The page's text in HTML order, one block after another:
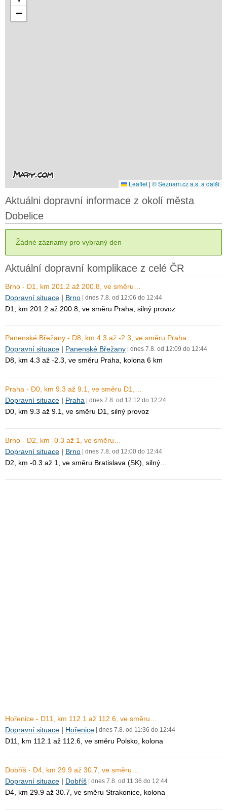
−
Leaflet | © Seznam.cz a.s. a další
Aktuálni dopravní informace z okolí města
Dobelice
Žádné záznamy pro vybraný den
Aktuální dopravní komplikace z celé ČR
Brno - D1, km 201.2 až 200.8, ve směru…
Dopravní situace | Brno | dnes 7.8. od 12:06 do 12:44
D1, km 201.2 až 200.8, ve směru Praha, silný provoz
Panenské Břežany - D8, km 4.3 až -2.3, ve směru Praha…
Dopravní situace | Panenské Břežany | dnes 7.8. od 12:09 do 12:44
D8, km 4.3 až -2.3, ve směru Praha, kolona 6 km
Praha - D0, km 9.3 až 9.1, ve směru D1,…
Dopravní situace | Praha | dnes 7.8. od 12:12 do 12:24
D0, km 9.3 až 9.1, ve směru D1, silný provoz
Brno - D2, km -0.3 až 1, ve směru…
Dopravní situace | Brno | dnes 7.8. od 12:00 do 12:44
D2, km -0.3 až 1, ve směru Bratislava (SK), silný…
Hořenice - D11, km 112.1 až 112.6, ve směru…
Dopravní situace | Hořenice | dnes 7.8. od 11:36 do 12:44
D11, km 112.1 až 112.6, ve směru Polsko, kolona
Dobříš - D4, km 29.9 až 30.7, ve směru…
Dopravní situace | Dobříš | dnes 7.8. od 11:36 do 12:44
D4, km 29.9 až 30.7, ve směru Strakonice, kolona